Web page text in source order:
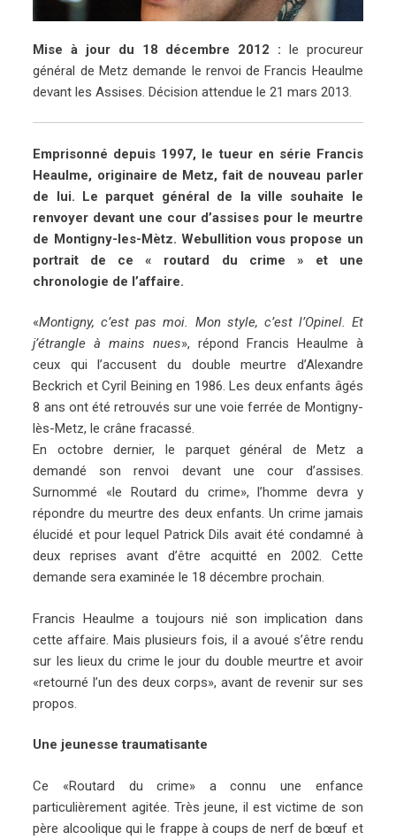
Mise à jour du 18 décembre 2012 : le procureur
général de Metz demande le renvoi de Francis Heaulme
devant les Assises. Décision attendue le 21 mars 2013.
Emprisonné depuis 1997, le tueur en série Francis
Heaulme, originaire de Metz, fait de nouveau parler
de lui. Le parquet général de la ville souhaite le
renvoyer devant une cour d’assises pour le meurtre
de Montigny-les-Mètz. Webullition vous propose un
portrait de ce « routard du crime » et une
chronologie de l’affaire.
«Montigny, c’est pas moi. Mon style, c’est l’Opinel. Et
j’étrangle à mains nues», répond Francis Heaulme à
ceux qui l’accusent du double meurtre d’Alexandre
Beckrich et Cyril Beining en 1986. Les deux enfants âgés
8 ans ont été retrouvés sur une voie ferrée de Montigny-
lès-Metz, le crâne fracassé.
En octobre dernier, le parquet général de Metz a
demandé son renvoi devant une cour d’assises.
Surnommé «le Routard du crime», l’homme devra y
répondre du meurtre des deux enfants. Un crime jamais
élucidé et pour lequel Patrick Dils avait été condamné à
deux reprises avant d’être acquitté en 2002. Cette
demande sera examinée le 18 décembre prochain.
Francis Heaulme a toujours nié son implication dans
cette affaire. Mais plusieurs fois, il a avoué s’être rendu
sur les lieux du crime le jour du double meurtre et avoir
«retourné l’un des deux corps», avant de revenir sur ses
propos.
Une jeunesse traumatisante
Ce «Routard du crime» a connu une enfance
particulièrement agitée. Très jeune, il est victime de son
père alcoolique qui le frappe à coups de nerf de bœuf et